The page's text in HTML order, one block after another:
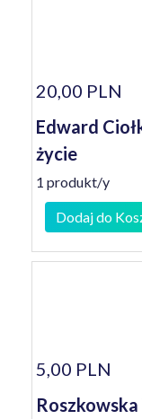
20,00 PLN
Edward
życie
1 produkt/y
Dodaj do
5,00 PLN